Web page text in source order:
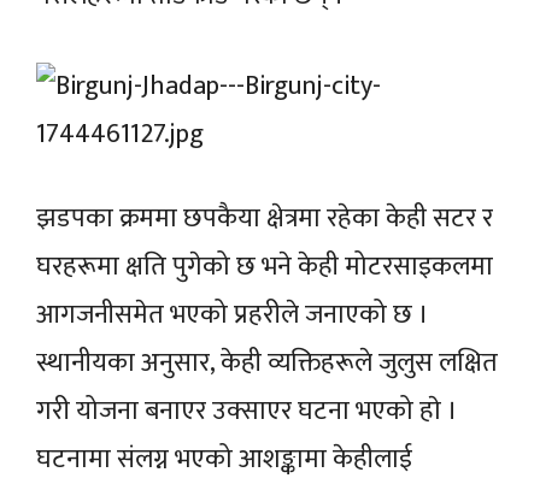
झडपका क्रममा छपकैया क्षेत्रमा रहेका केही सटर र
घरहरूमा क्षति पुगेको छ भने केही मोटरसाइकलमा
आगजनीसमेत भएको प्रहरीले जनाएको छ ।
स्थानीयका अनुसार, केही व्यक्तिहरूले जुलुस लक्षित
गरी योजना बनाएर उक्साएर घटनाभएकोहाे ।
घटनामा संलग्न भएकोआशङ्कामाकेहीलाई